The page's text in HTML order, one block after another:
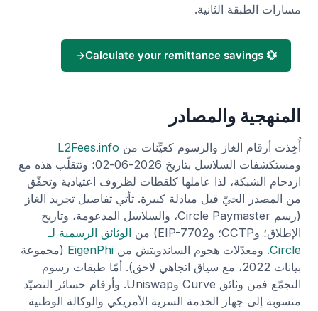
مسارات الطبقة الثانية.
💱 Calculate your remittance savings
→
المنهجية والمصادر
أُخِذت أرقام الغاز والرسوم كعيِّنات من L2Fees.info
ومستكشفات السلاسل بتاريخ 2026-06-02؛ وتتقلّب هذه مع
ازدحام الشبكة، لذا عاملها كلقطات لظروف اعتيادية وتحقّق
من المصدر الحيّ قبل مبادلة كبيرة. تأتي تفاصيل تجريد الغاز
(رسم Circle Paymaster، والسلاسل المدعومة، وتاريخ
الإطلاق؛ وCCTP؛ وEIP-7702) من
الوثائق الرسمية لـ
Circle. ومعدّلات هجوم الساندويتش من EigenPhi (مجموعة
بيانات 2022، مع سياق اتجاهي لاحق). أمّا طبقات رسوم
التجمّع فمن وثائق Curve وUniswap. وأرقام خسائر التصيّد
منسوبة إلى جهاز الخدمة السرية الأمريكي والوكالة الوطنية